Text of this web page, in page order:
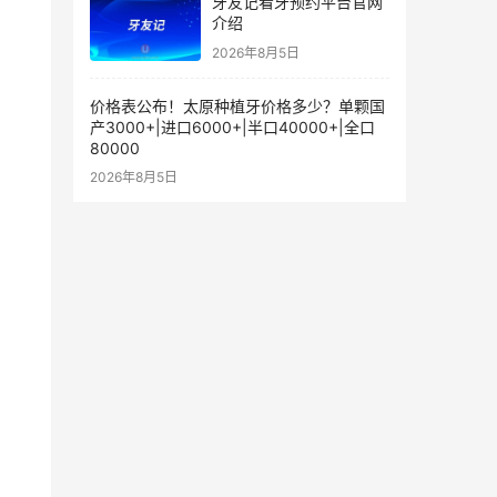
介绍
2026年8月5日
价格表公布！太原种植牙价格多少？单颗国
产3000+|进口6000+|半口40000+|全口
80000
2026年8月5日